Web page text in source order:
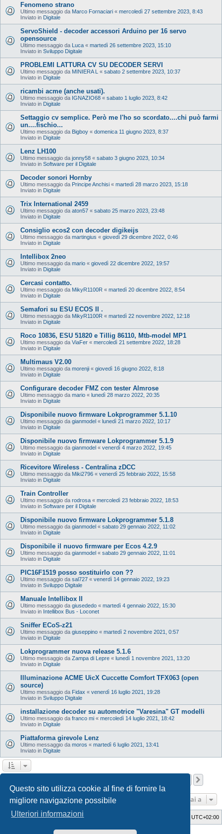
Questo sito utilizza cookie al fine di fornire la
migliore navigazione possibile
Ulteriori informazioni
Fenomeno strano
Ultimo messaggio da Marco Fornaciari « mercoledì 27 settembre 2023, 8:43
Inviato in Digitale
ServoShield - decoder accessori Arduino per 16 servo
opensource
Ultimo messaggio da Luca « martedì 26 settembre 2023, 15:10
Inviato in Sviluppo Digitale
PROBLEMI LATTURA CV SU DECODER SERVI
Ultimo messaggio da MINIERA L « sabato 2 settembre 2023, 10:37
Inviato in Digitale
ricambi acme (anche usati).
Ultimo messaggio da IGNAZIO68 « sabato 1 luglio 2023, 8:42
Inviato in Digitale
Settaggio cv semplice. Però me l'ho so scordato....chi può farmi
un....fischio...
Ultimo messaggio da Bigboy « domenica 11 giugno 2023, 8:37
Inviato in Digitale
Lenz LH100
Ultimo messaggio da jonny58 « sabato 3 giugno 2023, 10:34
Inviato in Software per il Digitale
Decoder sonori Hornby
Ultimo messaggio da Principe Anchisi « martedì 28 marzo 2023, 15:18
Inviato in Digitale
Trix International 2459
Ultimo messaggio da aton57 « sabato 25 marzo 2023, 23:48
Inviato in Digitale
Consiglio ecos2 con decoder digikeijs
Ultimo messaggio da martingius « giovedì 29 dicembre 2022, 0:46
Inviato in Digitale
Intellibox 2neo
Ultimo messaggio da mario « giovedì 22 dicembre 2022, 19:57
Inviato in Digitale
Cercasi contatto.
Ultimo messaggio da MikyR1100R « martedì 20 dicembre 2022, 8:54
Inviato in Digitale
Semafori su ESU ECOS II .
Ultimo messaggio da MikyR1100R « martedì 22 novembre 2022, 12:18
Inviato in Digitale
Roco 10836, ESU 51820 e Tillig 86110, Mtb-model MP1
Ultimo messaggio da ViaFer « mercoledì 21 settembre 2022, 18:28
Inviato in Digitale
Multimaus V2.00
Ultimo messaggio da morenji « giovedì 16 giugno 2022, 8:18
Inviato in Digitale
Configurare decoder FMZ con tester Almrose
Ultimo messaggio da mario « lunedì 28 marzo 2022, 20:35
Inviato in Digitale
Disponibile nuovo firmware Lokprogrammer 5.1.10
Ultimo messaggio da gianmodel « lunedì 21 marzo 2022, 10:17
Inviato in Digitale
Disponibile nuovo firmware Lokprogrammer 5.1.9
Ultimo messaggio da gianmodel « venerdì 4 marzo 2022, 19:45
Inviato in Digitale
Ricevitore Wireless - Centralina zDCC
Ultimo messaggio da Miki2796 « venerdì 25 febbraio 2022, 15:58
Inviato in Digitale
Train Controller
Ultimo messaggio da rodrosa « mercoledì 23 febbraio 2022, 18:53
Inviato in Software per il Digitale
Disponibile nuovo firmware Lokprogrammer 5.1.8
Ultimo messaggio da gianmodel « sabato 29 gennaio 2022, 11:02
Inviato in Digitale
Disponibile il nuovo firmware per Ecos 4.2.9
Ultimo messaggio da gianmodel « sabato 29 gennaio 2022, 11:01
Inviato in Digitale
PIC16F1519 posso sostituirlo con ??
Ultimo messaggio da sal727 « venerdì 14 gennaio 2022, 19:23
Inviato in Sviluppo Digitale
Manuale Intellibox II
Ultimo messaggio da giusededo « martedì 4 gennaio 2022, 15:30
Inviato in Intellibox Bus - Loconet
Sniffer ECoS-z21
Ultimo messaggio da giuseppino « martedì 2 novembre 2021, 0:57
Inviato in Digitale
Lokprogrammer nuova release 5.1.6
Ultimo messaggio da Zampa di Lepre « lunedì 1 novembre 2021, 13:20
Inviato in Digitale
Illuminazione ACME UicX Cuccette Comfort TFX063 (open
source)
Ultimo messaggio da Fidax « venerdì 16 luglio 2021, 19:28
Inviato in Sviluppo Digitale
installazione decoder su automotrice "Varesina" GT modelli
Ultimo messaggio da franco mi « mercoledì 14 luglio 2021, 18:42
Inviato in Digitale
Piattaforma girevole Lenz
Ultimo messaggio da moros « martedì 6 luglio 2021, 13:41
Inviato in Digitale
Vai a
Indice UTC+02:00
GTA game